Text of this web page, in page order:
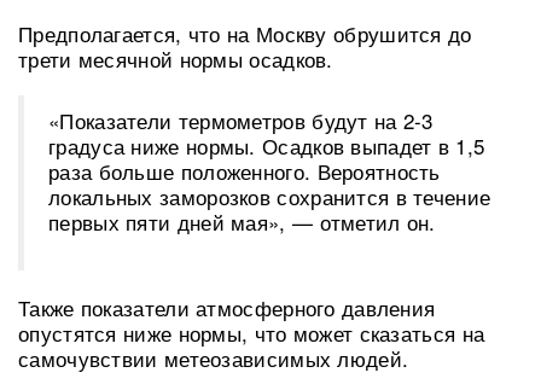
Предполагается, что на Москву обрушится до
трети месячной нормы осадков.
«Показатели термометров будут на 2-3
градуса ниже нормы. Осадков выпадет в 1,5
раза больше положенного. Вероятность
локальных заморозков сохранится в течение
первых пяти дней мая», — отметил он.
Также показатели атмосферного давления
опустятся ниже нормы, что может сказаться на
самочувствии метеозависимых людей.